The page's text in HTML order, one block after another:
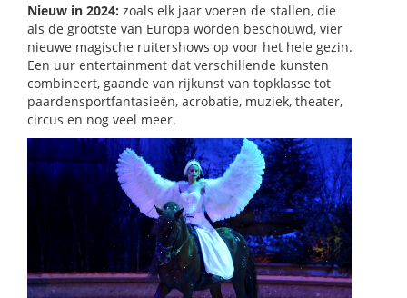
Nieuw in 2024: zoals elk jaar voeren de stallen, die
als de grootste van Europa worden beschouwd, vier
nieuwe magische ruitershows op voor het hele gezin.
Een uur entertainment dat verschillende kunsten
combineert, gaande van rijkunst van topklasse tot
paardensportfantasieën, acrobatie, muziek, theater,
circus en nog veel meer.